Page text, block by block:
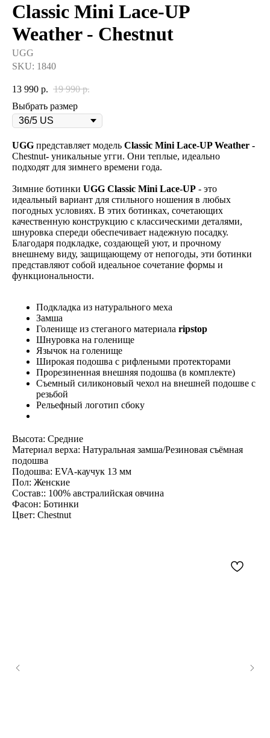
Classic Mini Lace-UP
Weather - Chestnut
UGG
SKU: 1840
13 990 р. 19 990 р.
Выбрать размер
UGG представляет модель Classic Mini Lace-UP Weather -
Chestnut- уникальные угги. Они теплые, идеально
подходят для зимнего времени года.
Зимние ботинки UGG Classic Mini Lace-UP - это
идеальный вариант для стильного ношения в любых
погодных условиях. В этих ботинках, сочетающих
качественную конструкцию с классическими деталями,
шнуровка спереди обеспечивает надежную посадку.
Благодаря подкладке, создающей уют, и прочному
внешнему виду, защищающему от непогоды, эти ботинки
представляют собой идеальное сочетание формы и
функциональности.
Подкладка из натурального меха
Замша
Голенище из стеганого материала ripstop
Шнуровка на голенище
Язычок на голенище
Широкая подошва с рифлеными протекторами
Прорезиненная внешняя подошва (в комплекте)
Съемный силиконовый чехол на внешней подошве с
резьбой
Рельефный логотип сбоку
Высота: Средние
Материал верха: Натуральная замша/Резиновая съёмная
подошва
Подошва: EVA-каучук 13 мм
Пол: Женские
Состав:: 100% австралийская овчина
Фасон: Ботинки
Цвет: Chestnut